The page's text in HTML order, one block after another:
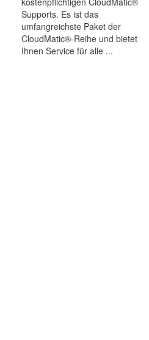
Supports. Es ist das
umfangreichste Paket der
CloudMatic®-Reihe und bietet
Ihnen Service für alle ...